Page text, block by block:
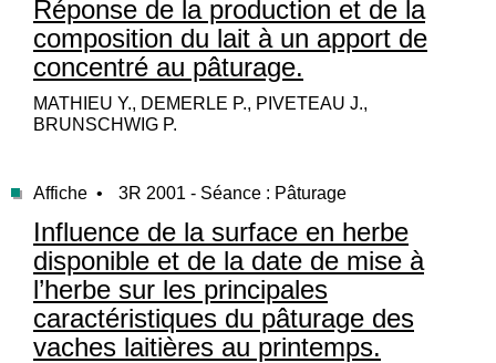
Réponse de la production et de la
composition du lait à un apport de
concentré au pâturage.
MATHIEU Y., DEMERLE P., PIVETEAU J.,
BRUNSCHWIG P.
Affiche • 3R 2001 - Séance : Pâturage
Influence de la surface en herbe
disponible et de la date de mise à
l’herbe sur les principales
caractéristiques du pâturage des
vaches laitières au printemps.